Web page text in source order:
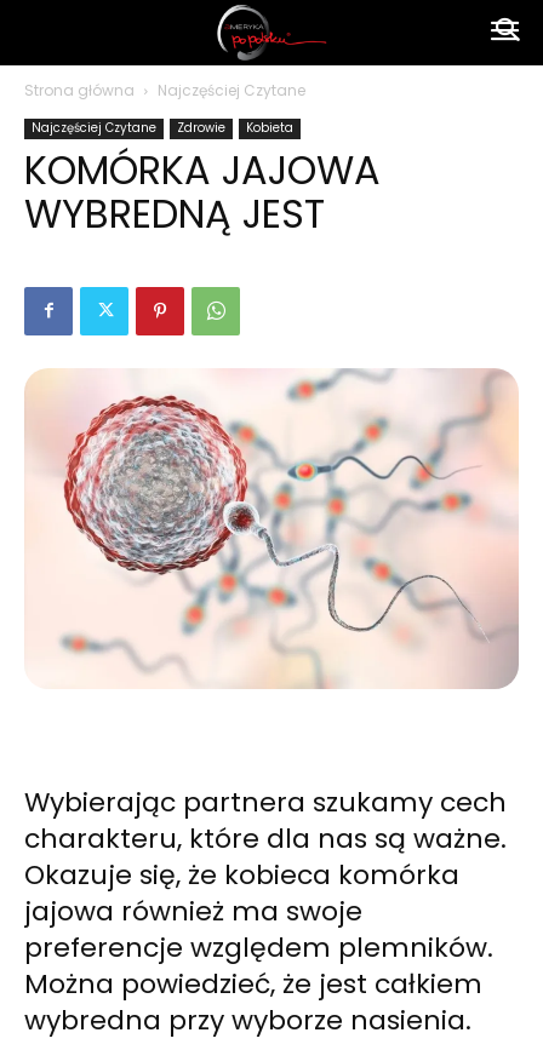
Strona główna Najczęściej Czytane
Najczęściej Czytane Zdrowie Kobieta
KOMÓRKA JAJOWA
WYBREDNĄ JEST
Wybierając partnera szukamy cech
charakteru, które dla nas są ważne.
Okazuje się, że kobieca komórka
jajowa również ma swoje
preferencje względem plemników.
Można powiedzieć, że jest całkiem
wybredna przy wyborze nasienia.